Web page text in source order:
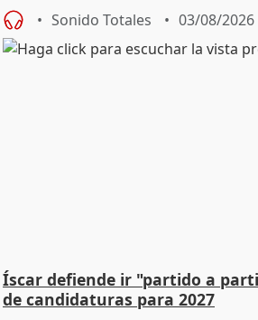
Sonido Totales 03/08/2026
Íscar defiende ir "partido a
de candidaturas para 2027